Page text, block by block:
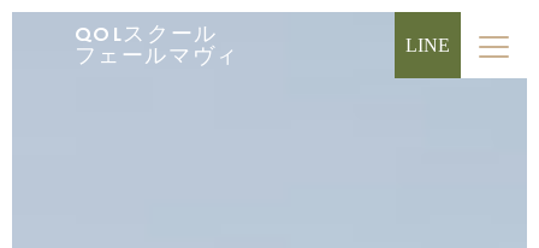
QOLスクール
フェールマヴィ
LINE